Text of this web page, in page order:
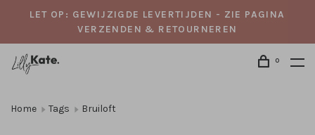
LET OP: GEWIJZIGDE LEVERTIJDEN - ZIE PAGINA
VERZENDEN & RETOURNEREN
0
Home Tags Bruiloft